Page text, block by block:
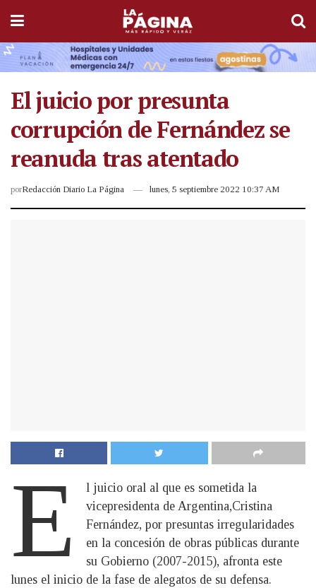
El juicio por presunta
corrupción de Fernández se
reanuda tras atentado
porRedacción Diario La Página lunes, 5 septiembre 2022 10:37 AM
E
l juicio oral al que es sometida la
vicepresidenta de Argentina,Cristina
Fernández, por presuntas irregularidades
en la concesión de obras públicas durante
su Gobierno (2007-2015), afronta este
lunes el inicio de la fase de alegatos de su defensa.